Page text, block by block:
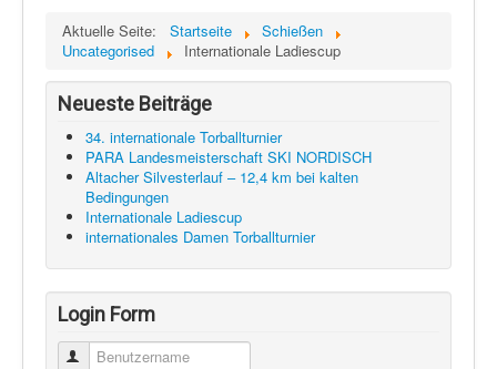
Aktuelle Seite: Startseite
Schießen
Uncategorised
Internationale Ladiescup
Neueste Beiträge
34. internationale Torballturnier
PARA Landesmeisterschaft SKI NORDISCH
Altacher Silvesterlauf – 12,4 km bei kalten
Bedingungen
Internationale Ladiescup
internationales Damen Torballturnier
Login Form
Benutzername